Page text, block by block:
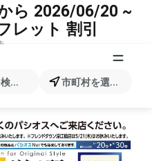
索... 市町村を選択します
ら 2026/06/20 ~
レット 割引